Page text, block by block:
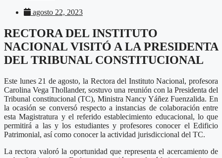
agosto 22, 2023
RECTORA DEL INSTITUTO
NACIONAL VISITÓ A LA PRESIDENTA
DEL TRIBUNAL CONSTITUCIONAL
Este lunes 21 de agosto, la Rectora del Instituto Nacional, profesora
Carolina Vega Thollander, sostuvo una reunión con la Presidenta del
Tribunal constitucional (TC), Ministra Nancy Yáñez Fuenzalida. En
la ocasión se conversó respecto a instancias de colaboración entre
esta Magistratura y el referido establecimiento educacional, lo que
permitirá a las y los estudiantes y profesores conocer el Edificio
Patrimonial, así como conocer la actividad jurisdiccional del TC.
La rectora valoró la oportunidad que representa el acercamiento de